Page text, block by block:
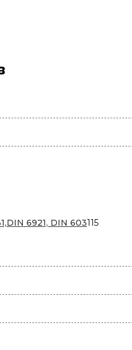
6921, DIN 603115115